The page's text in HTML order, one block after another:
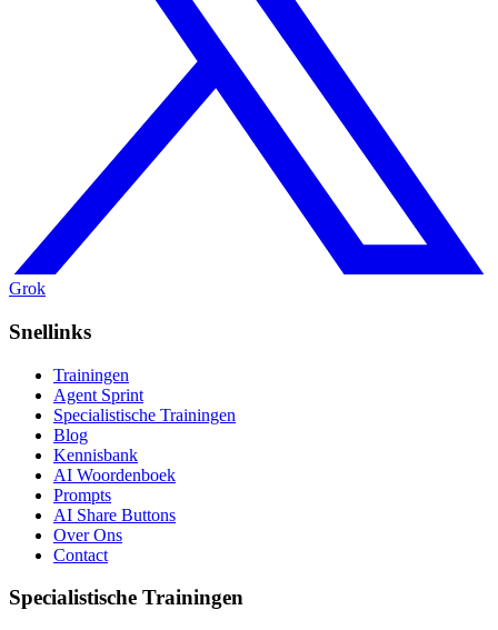
Grok
Snellinks
Trainingen
Agent Sprint
Specialistische Trainingen
Blog
Kennisbank
AI Woordenboek
Prompts
AI Share Buttons
Over Ons
Contact
Specialistische Trainingen